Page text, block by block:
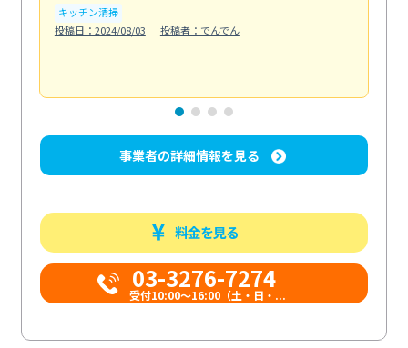
キッチン清掃
投稿日：2024/08/03
投稿者：でんでん
事業者の詳細情報を見る
料金を見る
03-3276-7274
受付10:00〜16:00（土・日・...